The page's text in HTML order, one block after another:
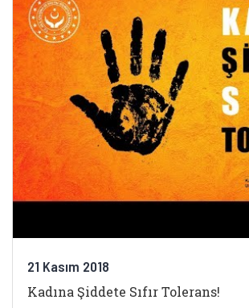
21 Kasım 2018
Kadına Şiddete Sıfır Tolerans!